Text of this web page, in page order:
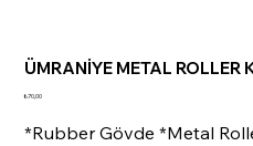
ÜMRANİYE METAL ROLLER
Fiyat
₺70,00
*Rubber Gövde *Metal